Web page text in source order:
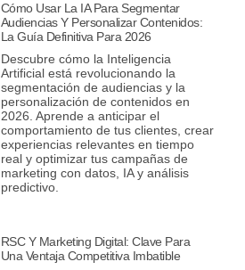
Cómo Usar La IA Para Segmentar
Audiencias Y Personalizar Contenidos:
La Guía Definitiva Para 2026
Descubre cómo la Inteligencia
Artificial está revolucionando la
segmentación de audiencias y la
personalización de contenidos en
2026. Aprende a anticipar el
comportamiento de tus clientes, crear
experiencias relevantes en tiempo
real y optimizar tus campañas de
marketing con datos, IA y análisis
predictivo.
RSC Y Marketing Digital: Clave Para
Una Ventaja Competitiva Imbatible